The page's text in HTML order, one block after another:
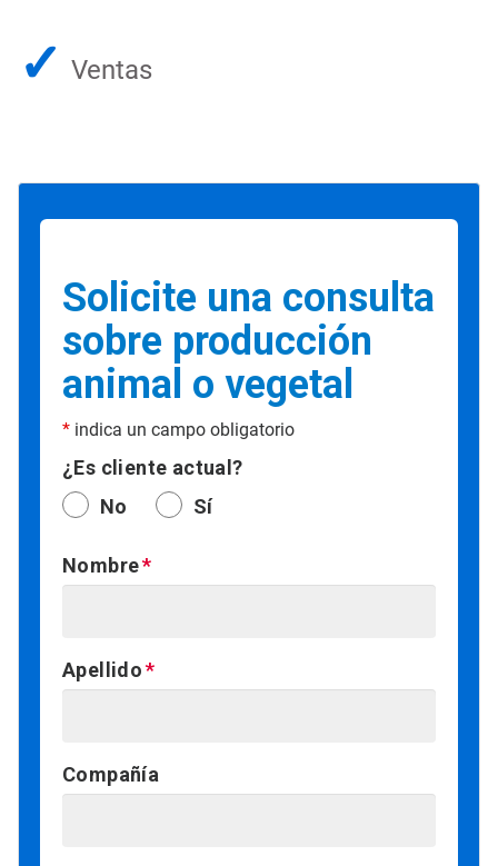
✓ Ventas
Solicite una consulta
sobre producción
animal o vegetal
* indica un campo obligatorio
¿Es cliente actual?
No
Sí
Nombre
Apellido
Compañía